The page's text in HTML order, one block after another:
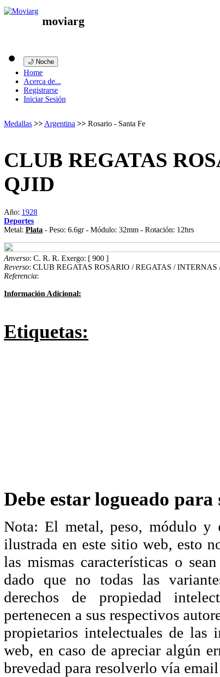
moviarg
🌙 Noche
Home
Acerca de...
Registrarse
Iniciar Sesión
Medallas >> Argentina >> Rosario - Santa Fe
CLUB REGATAS
QJID
Año: 1928
Deportes
Metal: Plata - Peso: 6.6gr - Módulo: 32mm - Rotación: 12hrs
Anverso: C. R. R. Exergo: [ 900 ]
Reverso: CLUB REGATAS ROSARIO / REGATAS / INTERNAS
Referencia:
Información Adicional:
Etiquetas:
Debe estar logueado
Nota: El metal, peso, módulo y
ilustrada en este sitio web, esto
las mismas características o
dado que no todas las
derechos de propiedad
pertenecen a sus respectivos
propietarios intelectuales de las
web, en caso de apreciar algún
brevedad para resolverlo vía